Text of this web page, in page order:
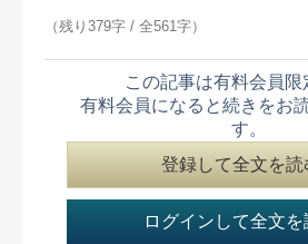
（残り379字 / 全561字）
この記事は有料会員限
有料会員になると続きをお
す。
登録して全文を読
ログインして全文を